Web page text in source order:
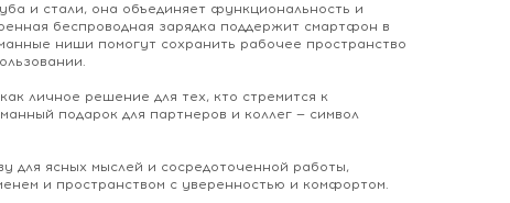
и стали, она объединяет функциональность и
беспроводная зарядка поддержит смартфон в
ниши помогут сохранить рабочее пространство
личное решение для тех, кто стремится к
подарок для партнеров и коллег — символ
для ясных мыслей и сосредоточенной работы,
и пространством с уверенностью и комфортом.